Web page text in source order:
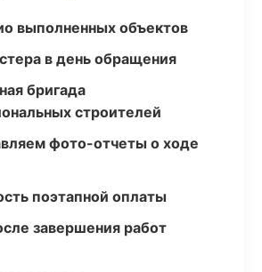
выполненных объектов
в день обращения
бригада
строителей
фото-отчеты о ходе
поэтапной оплаты
завершения работ